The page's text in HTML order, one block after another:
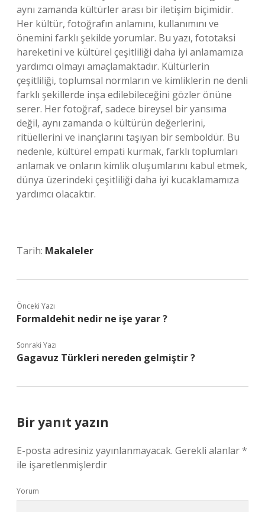
aynı zamanda kültürler arası bir iletişim biçimidir.
Her kültür, fotoğrafın anlamını, kullanımını ve
önemini farklı şekilde yorumlar. Bu yazı, fototaksi
hareketini ve kültürel çeşitliliği daha iyi anlamamıza
yardımcı olmayı amaçlamaktadır. Kültürlerin
çeşitliliği, toplumsal normların ve kimliklerin ne denli
farklı şekillerde inşa edilebileceğini gözler önüne
serer. Her fotoğraf, sadece bireysel bir yansıma
değil, aynı zamanda o kültürün değerlerini,
ritüellerini ve inançlarını taşıyan bir semboldür. Bu
nedenle, kültürel empati kurmak, farklı toplumları
anlamak ve onların kimlik oluşumlarını kabul etmek,
dünya üzerindeki çeşitliliği daha iyi kucaklamamıza
yardımcı olacaktır.
Tarih: Makaleler
Önceki Yazı
Formaldehit nedir ne işe yarar ?
Sonraki Yazı
Gagavuz Türkleri nereden gelmiştir ?
Bir yanıt yazın
E-posta adresiniz yayınlanmayacak. Gerekli alanlar*
ile işaretlenmişlerdir
Yorum